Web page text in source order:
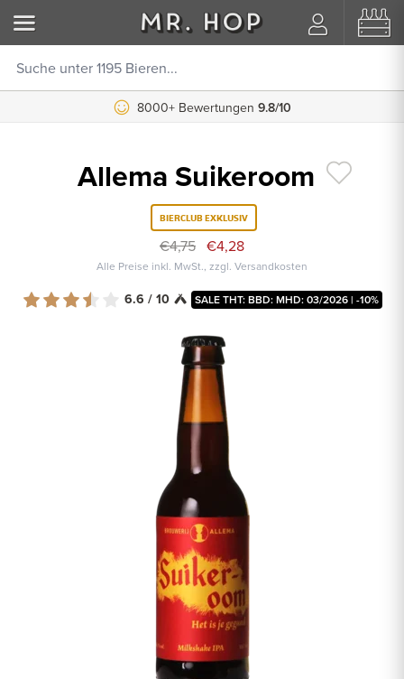
8000+ Bewertungen 9.8/10
Allema Suikeroom
BIERCLUB EXKLUSIV
€4,75 €4,28
Alle Preise inkl. MwSt., zzgl. Versandkosten
6.6 / 10 SALE THT: BBD: MHD: 03/2026 | -10%